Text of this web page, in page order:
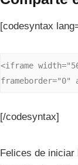
[codesyntax
<iframe
[/codesyntax]
Felices de iniciar